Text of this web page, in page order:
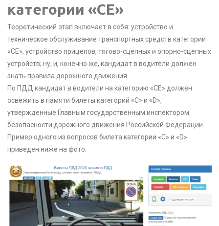
категории «CE»
Теоретический этап включает в себя: устройство и
техническое обслуживание транспортных средств категории
«CE», устройство прицепов, тягово-сцепных и опорно-сцепных
устройств; ну, и, конечно же, кандидат в водители должен
знать правила дорожного движения.
По ПДД кандидат в водители на категорию «СЕ» должен
освежить в памяти билеты категорий «С» и «D»,
утвержденные Главным государственным инспектором
безопасности дорожного движения Российской Федерации.
Пример одного из вопросов билета категории «С» и «D»
приведен ниже на фото.